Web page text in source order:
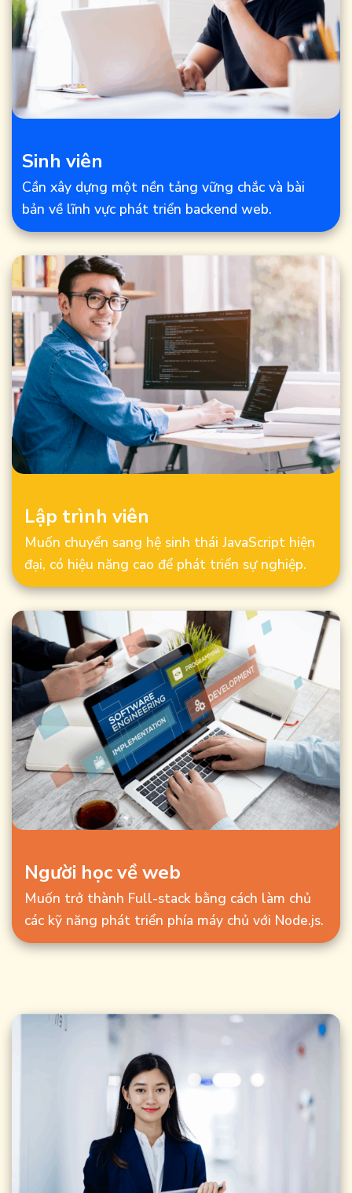
Sinh viên
Cần xây dựng một nền tảng vững chắc và bài
bản về lĩnh vực phát triển backend web.
Lập trình viên
Muốn chuyển sang hệ sinh thái JavaScript hiện
đại, có hiệu năng cao để phát triển sự nghiệp.
Người học về web
Muốn trở thành Full-stack bằng cách làm chủ
các kỹ năng phát triển phía máy chủ với Node.js.